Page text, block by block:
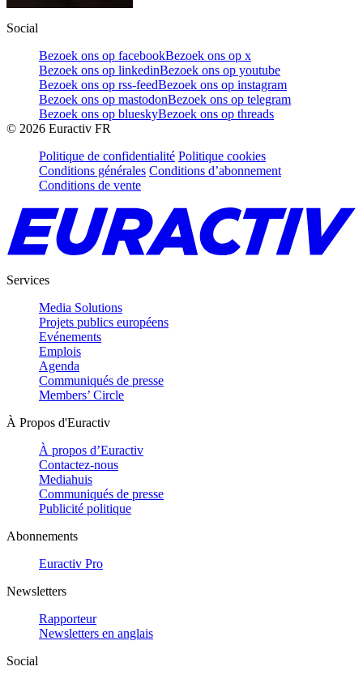
Social
Bezoek ons op facebookBezoek ons op x
Bezoek ons op linkedinBezoek ons op youtube
Bezoek ons op rss-feedBezoek ons op instagram
Bezoek ons op mastodonBezoek ons op telegram
Bezoek ons op blueskyBezoek ons op threads
© 2026 Euractiv FR
Politique de confidentialité Politique cookies
Conditions générales Conditions d’abonnement
Conditions de vente
Services
Media Solutions
Projets publics européens
Evénements
Emplois
Agenda
Communiqués de presse
Members’ Circle
À Propos d'Euractiv
À propos d’Euractiv
Contactez-nous
Mediahuis
Communiqués de presse
Publicité politique
Abonnements
Euractiv Pro
Newsletters
Rapporteur
Newsletters en anglais
Social